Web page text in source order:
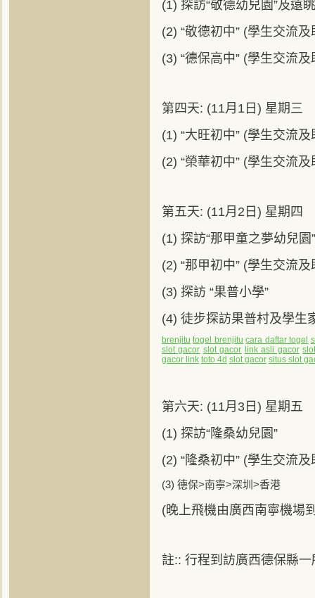
(1) 探訪“敬德幼兒園”及遠
(2) “敬德初中” (學生交流及
(3) “德保高中” (學生交流及
第四天: (11月1日) 星期三
(1) “大旺初中” (學生交流及
(2) “榮華初中” (學生交流及
第五天: (11月2日) 星期四
(1) 探訪“那甲童之夢幼兒園”
(2) “那甲初中” (學生交流及
(3) 探訪 “果普小學”
(4) 徒步探訪果普村及學生
brenjitu togel brenjitu cara daftar togel
slot gacor slot gacor link asli gacor
gacor link toto 4d slot gacor situs slot
第六天: (11月3日) 星期五
(1) 探訪“隆桑幼兒園”
(2) “隆桑初中” (學生交流及
(3) 德保>南寧>深圳 >香港
(晚上飛機由廣西南寧機場
註:: 行程到訪廣西德保縣